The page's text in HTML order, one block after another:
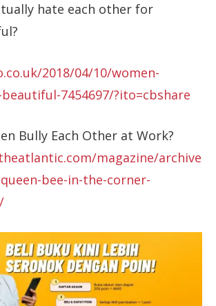
hate each other for
2018/04/10/women-
7454697/?ito=cbshare
Bully Each Other at Work?
magazine/archive
bee-in-the-corner-